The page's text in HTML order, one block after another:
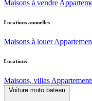
Maisons à vendre
Locations annuelles
Maisons à louer
Locations
Maisons, villas
Voiture moto bateau